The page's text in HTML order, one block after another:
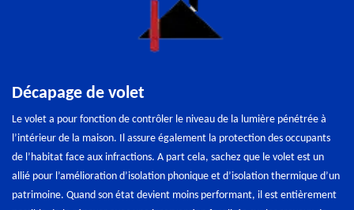
Décapage de volet
Le volet a pour fonction de contrôler le niveau de la lumière pénétrée à
l’intérieur de la maison. Il assure également la protection des occupants
de l’habitat face aux infractions. A part cela, sachez que le volet est un
allié pour l’amélioration d’isolation phonique et d’isolation thermique d’un
patrimoine. Quand son état devient moins performant, il est entièrement